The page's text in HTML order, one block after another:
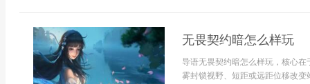
无畏契约暗怎么样玩
导语无畏契约暗怎么样玩，核心
雾封锁视野、短距或远距位移改